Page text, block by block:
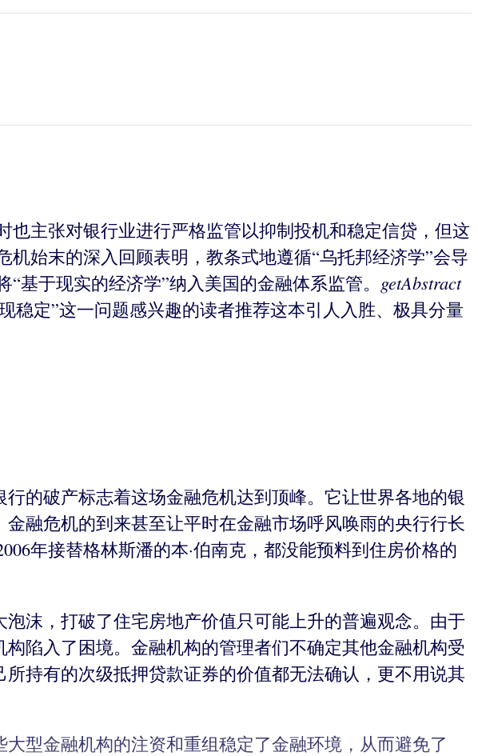
也主张对银行业进行严格监管以抑制投机和稳定信贷，但这
始末的深入回顾表明，教条式地遵循“乌托邦经济学”会导
基于现实的经济学”纳入美国的金融体系监管。 getAbstract
稳定”这一问题感兴趣的读者推荐这本引人入胜、极具分量
的破产标志着这场金融危机达到顶峰。它让世界各地的银
融危机的到来甚至让平时在金融市场呼风唤雨的央行行长
年接替格林斯潘的本·伯南克，都没能预料到住房价格的
沫，打破了住宅房地产价值只可能上升的普遍观念。由于
陷入了困境。金融机构的管理者们不确定其他金融机构受
持有的次级抵押贷款证券的价值都无法确认，更不用说其
型金融机构的注资和重组稳定了金融环境，从而避免了